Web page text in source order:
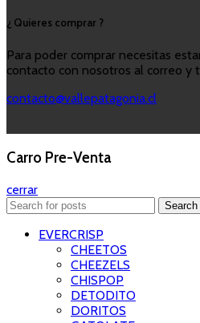
¿ Quieres comprar ?
Para poder comprar necesitas
contacto con nosotros al correo y
contacto@vallepatagonia.cl
Carro Pre-Venta
cerrar
Search
EVERCRISP
CHEETOS
CHEEZELS
CHISPOP
DETODITO
DORITOS